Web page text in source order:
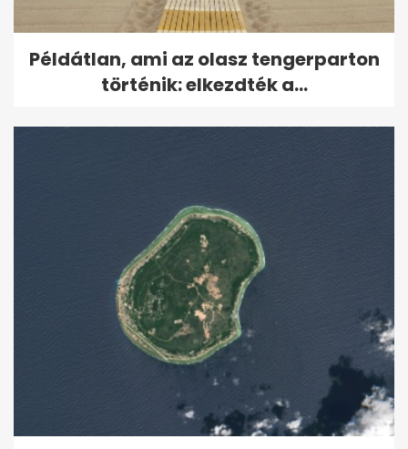
Példátlan, ami az olasz tengerparton
történik: elkezdték a...